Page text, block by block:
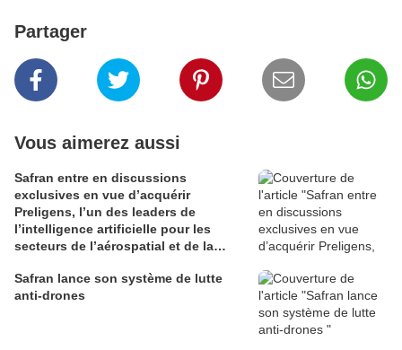
Partager
Vous aimerez aussi
Safran entre en discussions
exclusives en vue d’acquérir
Preligens, l’un des leaders de
l’intelligence artificielle pour les
secteurs de l’aérospatial et de la
Safran lance son système de lutte
anti-drones